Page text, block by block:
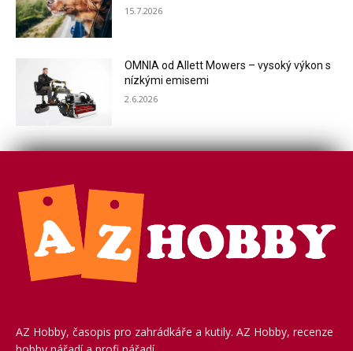
15.7.2026
OMNIA od Allett Mowers – vysoký výkon s
nízkými emisemi
2.6.2026
AZ Hobby, časopis pro zahrádkáře a kutily. AZ Hobby, recenze